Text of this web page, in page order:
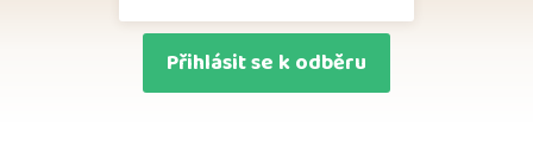
Přihlásit se k odběru